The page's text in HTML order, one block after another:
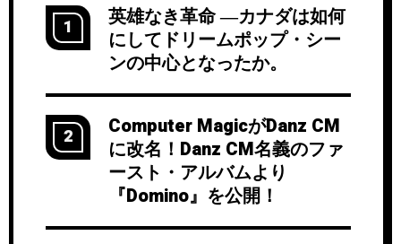
1
英雄なき革命 ―カナダは如何
にしてドリームポップ・シー
ンの中心となったか。
2
Computer MagicがDanz CM
に改名！Danz CM名義のファ
ースト・アルバムより
『Domino』を公開！